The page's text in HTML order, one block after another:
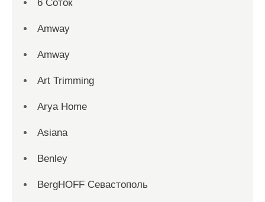
6 Соток
Amway
Amway
Art Trimming
Arya Home
Asiana
Benley
BergHOFF Севастополь